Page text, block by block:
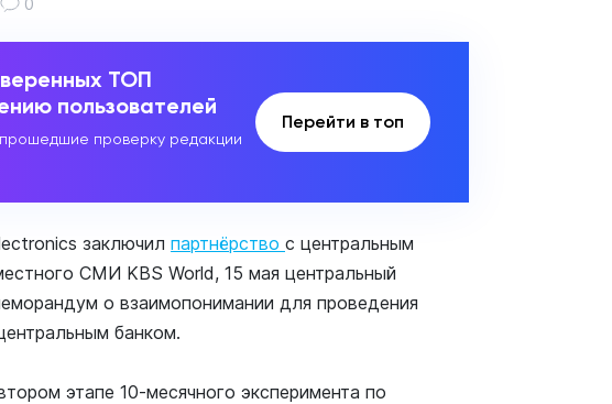
0
ТОП
пользователей
проверку редакции
Перейти в топ
заключил партнёрство с центральным
СМИ KBS World, 15 мая центральный
о взаимопонимании для проведения
банком.
этапе 10-месячного эксперимента по